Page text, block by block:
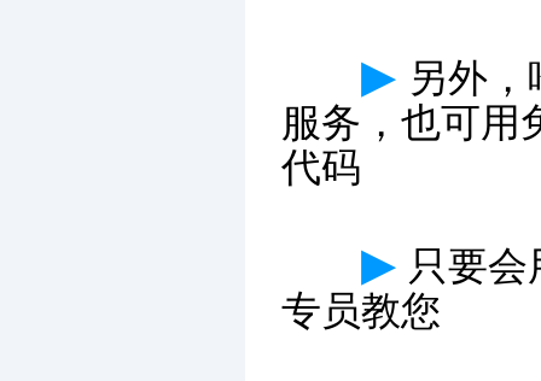
▶ 另外
服务，也可用
代码
▶ 只要
专员教您